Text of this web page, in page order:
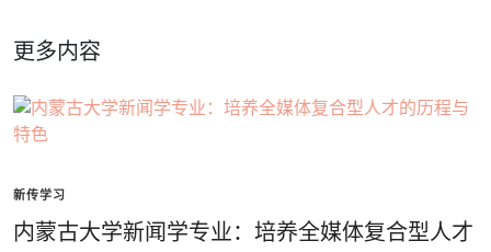
更多内容
新传学习
内蒙古大学新闻学专业：培养全媒体复合型人才